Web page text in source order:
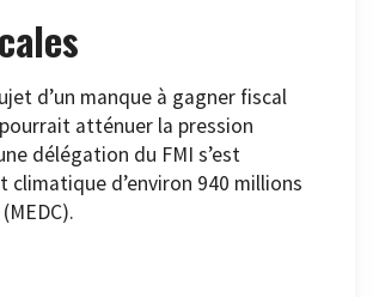
d’un manque à gagner fiscal
atténuer la pression
délégation du FMI s’est
climatique d’environ 940 millions